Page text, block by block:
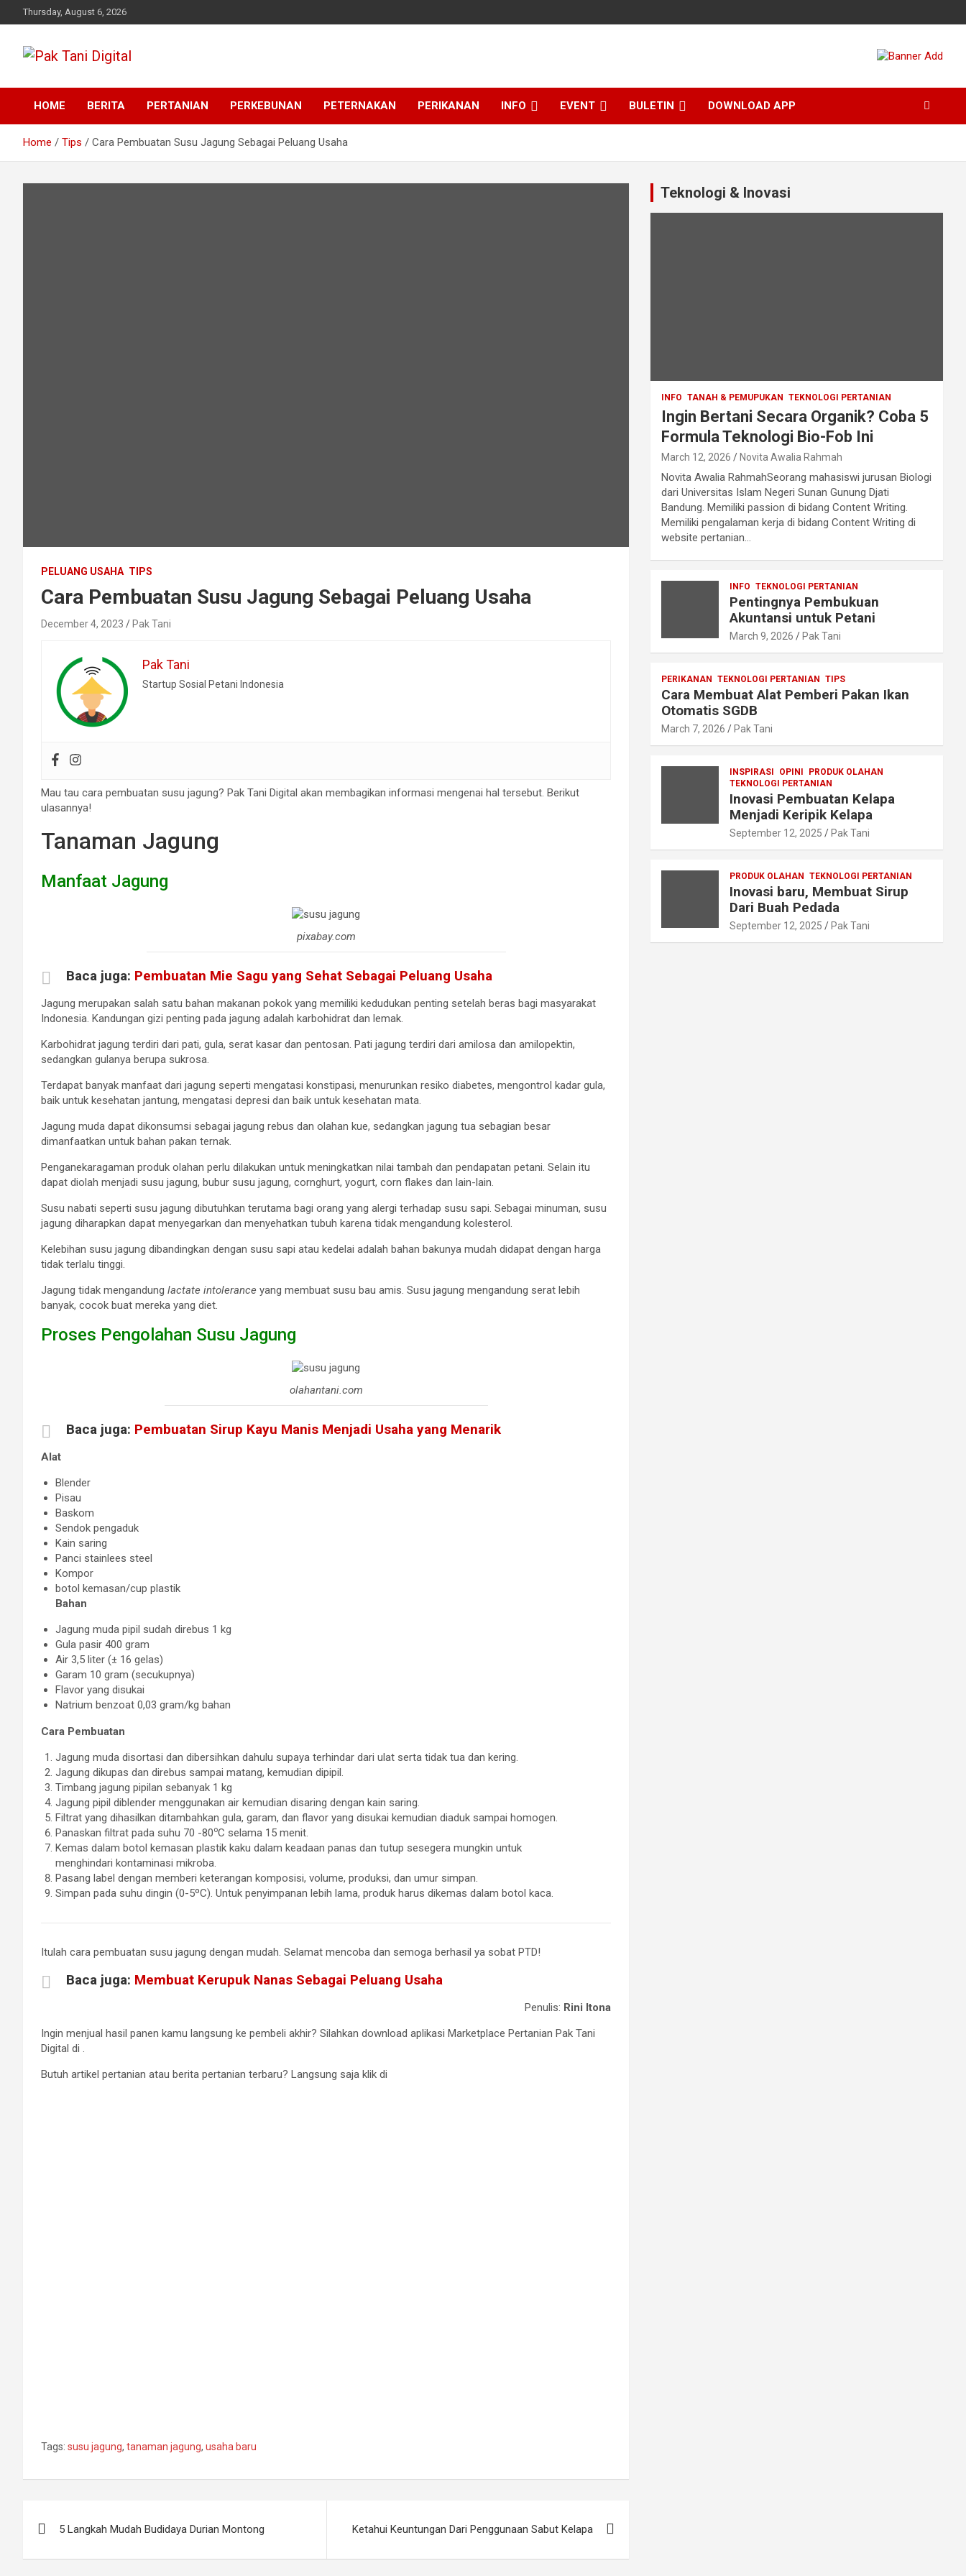
to
Thursday, August 6, 2026
Pak Tani Digital
HOME BERITA PERTANIAN PERKEBUNAN PETERNAKAN PERIKANAN INFO EVENT BULETIN DOWNLOAD APP
Home Tips Cara Pembuatan Susu Jagung Sebagai Peluang Usaha
PELUANG USAHA TIPS
Cara Pembuatan Susu Jagung Sebagai Peluang Usaha
December 4, 2023 Pak Tani
Pak Tani
Startup Sosial Petani Indonesia
Mau tau cara pembuatan susu jagung? Pak Tani Digital akan membagikan informasi mengenai hal tersebut. Berikut
ulasannya!
Tanaman Jagung
Manfaat Jagung
pixabay.com
Baca juga: Pembuatan Mie Sagu yang Sehat Sebagai Peluang Usaha
Jagung merupakan salah satu bahan makanan pokok yang memiliki kedudukan penting setelah beras bagi masyarakat
Indonesia. Kandungan gizi penting pada jagung adalah karbohidrat dan lemak.
Karbohidrat jagung terdiri dari pati, gula, serat kasar dan pentosan. Pati jagung terdiri dari amilosa dan amilopektin,
sedangkan gulanya berupa sukrosa.
Terdapat banyak manfaat dari jagung seperti mengatasi konstipasi, menurunkan resiko diabetes, mengontrol kadar gula,
baik untuk kesehatan jantung, mengatasi depresi dan baik untuk kesehatan mata.
Jagung muda dapat dikonsumsi sebagai jagung rebus dan olahan kue, sedangkan jagung tua sebagian besar
dimanfaatkan untuk bahan pakan ternak.
Penganekaragaman produk olahan perlu dilakukan untuk meningkatkan nilai tambah dan pendapatan petani. Selain itu
dapat diolah menjadi susu jagung, bubur susu jagung, cornghurt, yogurt, corn flakes dan lain-lain.
Susu nabati seperti susu jagung dibutuhkan terutama bagi orang yang alergi terhadap susu sapi. Sebagai minuman, susu
jagung diharapkan dapat menyegarkan dan menyehatkan tubuh karena tidak mengandung kolesterol.
Kelebihan susu jagung dibandingkan dengan susu sapi atau kedelai adalah bahan bakunya mudah didapat dengan harga
tidak terlalu tinggi.
Jagung tidak mengandung lactate intolerance yang membuat susu bau amis. Susu jagung mengandung serat lebih
banyak, cocok buat mereka yang diet.
Proses Pengolahan Susu Jagung
olahantani.com
Baca juga: Pembuatan Sirup Kayu Manis Menjadi Usaha yang Menarik
Alat
Blender
Pisau
Baskom
Sendok pengaduk
Kain saring
Panci stainlees steel
Kompor
botol kemasan/cup plastik
Bahan
Jagung muda pipil sudah direbus 1 kg
Gula pasir 400 gram
Air 3,5 liter (± 16 gelas)
Garam 10 gram (secukupnya)
Flavor yang disukai
Natrium benzoat 0,03 gram/kg bahan
Cara Pembuatan
Jagung muda disortasi dan dibersihkan dahulu supaya terhindar dari ulat serta tidak tua dan kering.
Jagung dikupas dan direbus sampai matang, kemudian dipipil.
Timbang jagung pipilan sebanyak 1 kg
Jagung pipil diblender menggunakan air kemudian disaring dengan kain saring.
Filtrat yang dihasilkan ditambahkan gula, garam, dan flavor yang disukai kemudian diaduk sampai homogen.
Panaskan filtrat pada suhu 70 -80oC selama 15 menit.
Kemas dalam botol kemasan plastik kaku dalam keadaan panas dan tutup sesegera mungkin untuk
menghindari kontaminasi mikroba.
Pasang label dengan memberi keterangan komposisi, volume, produksi, dan umur simpan.
Simpan pada suhu dingin (0-5ºC). Untuk penyimpanan lebih lama, produk harus dikemas dalam botol kaca.
Itulah cara pembuatan susu jagung dengan mudah. Selamat mencoba dan semoga berhasil ya sobat PTD!
Baca juga: Membuat Kerupuk Nanas Sebagai Peluang Usaha
Penulis: Rini Itona
Ingin menjual hasil panen kamu langsung ke pembeli akhir? Silahkan download aplikasi Marketplace Pertanian Pak Tani
Digital di .
Butuh artikel pertanian atau berita pertanian terbaru? Langsung saja klik di
Tags: susu jagung, tanaman jagung, usaha baru
navigation
5 Langkah Mudah Budidaya Durian Montong Ketahui Keuntungan Dari Penggunaan Sabut Kelapa
Teknologi & Inovasi
INFO TANAH & PEMUPUKAN TEKNOLOGI PERTANIAN
Ingin Bertani Secara Organik? Coba 5
Formula Teknologi Bio-Fob Ini
March 12, 2026 Novita Awalia Rahmah
Novita Awalia RahmahSeorang mahasiswi jurusan Biologi
dari Universitas Islam Negeri Sunan Gunung Djati
Bandung. Memiliki passion di bidang Content Writing.
Memiliki pengalaman kerja di bidang Content Writing di
website pertanian…
INFO TEKNOLOGI PERTANIAN
Pentingnya Pembukuan
Akuntansi untuk Petani
March 9, 2026 Pak Tani
PERIKANAN TEKNOLOGI PERTANIAN TIPS
Cara Membuat Alat Pemberi Pakan Ikan
Otomatis SGDB
March 7, 2026 Pak Tani
INSPIRASI OPINI
PRODUK OLAHAN
TEKNOLOGI PERTANIAN
Inovasi Pembuatan Kelapa
Menjadi Keripik Kelapa
September 12, 2025 Pak Tani
PRODUK OLAHAN TEKNOLOGI PERTANIAN
Inovasi baru, Membuat Sirup
Dari Buah Pedada
September 12, 2025 Pak Tani